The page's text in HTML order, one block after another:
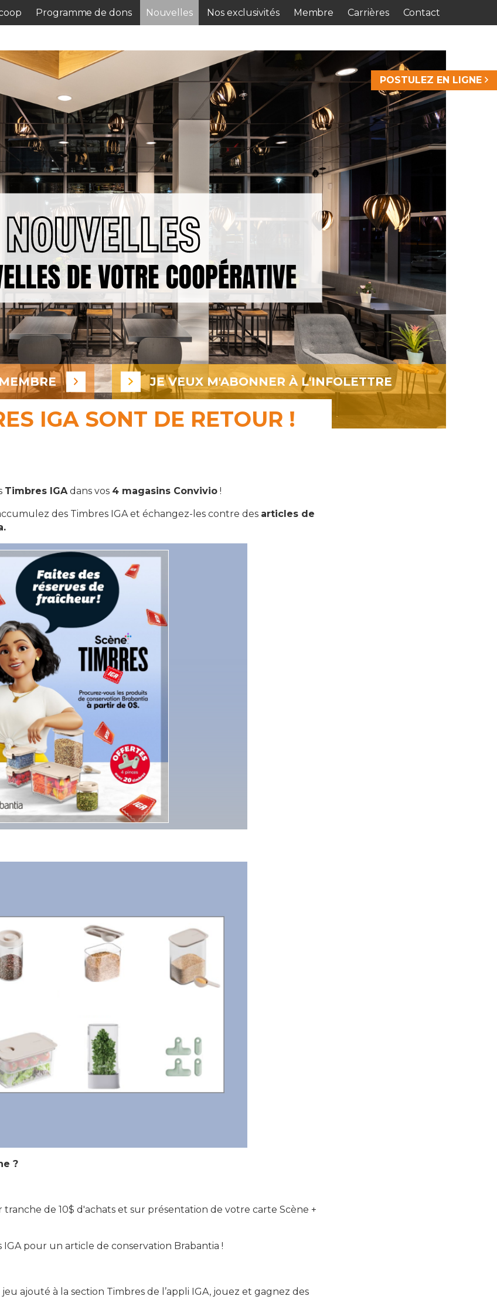
Programme de dons Nouvelles Nos exclusivités Membre Carrières Contact
POSTULEZ EN LIGNE
JE VEUX M'ABONNER À L'INFOLETTRE
IGA SONT DE RETOUR !
Timbres IGAdans vos 4 magasins Convivio !
des Timbres IGA et échangez-les contre des articles de
?
tranche de 10$ d'achats et sur présentation de votre carte Scène +
IGA pour un article de conservation Brabantia !
ajouté à la section Timbres de l’appli IGA, jouez et gagnez des